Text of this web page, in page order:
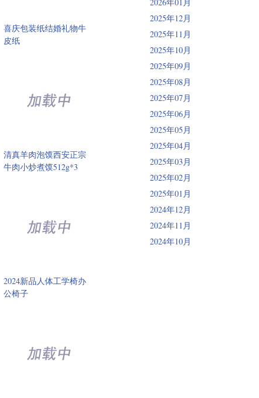
喜庆包装纸结婚礼物牛
皮纸
清真羊肉泡馍西安正宗
牛肉小炒煮馍512g*3
2024新品人体工学椅办
公椅子
2025年12月
2025年11月
2025年10月
2025年09月
2025年08月
2025年07月
2025年06月
2025年05月
2025年04月
2025年03月
2025年02月
2025年01月
2024年12月
2024年11月
2024年10月